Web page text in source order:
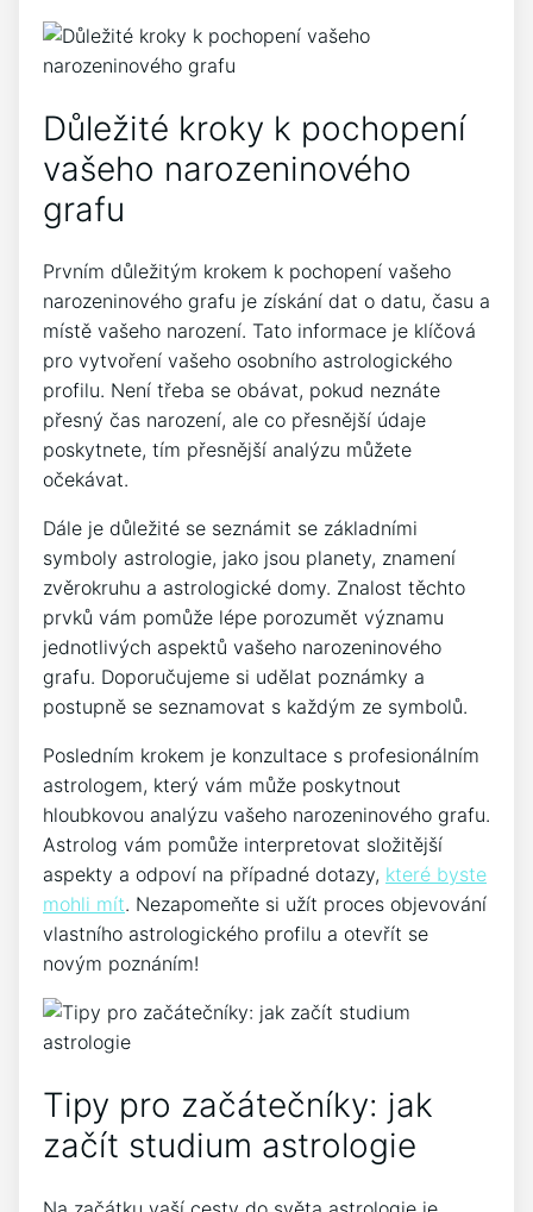
Důležité kroky k pochopení
vašeho narozeninového
grafu
Prvním důležitým krokem k pochopení vašeho
narozeninového grafu je získání dat o datu, času a
místě vašeho narození. Tato informace je klíčová
pro vytvoření vašeho osobního astrologického
profilu. Není třeba se obávat, pokud neznáte
přesný čas narození, ale co přesnější údaje
poskytnete, tím přesnější analýzu můžete
očekávat.
Dále je důležité se seznámit se základními
symboly astrologie, jako jsou planety, znamení
zvěrokruhu a astrologické domy. Znalost těchto
prvků vám pomůže lépe porozumět významu
jednotlivých aspektů vašeho narozeninového
grafu. Doporučujeme si udělat poznámky a
postupně se seznamovat s každým ze symbolů.
Posledním krokem je konzultace s profesionálním
astrologem, který vám může poskytnout
hloubkovou analýzu vašeho narozeninového grafu.
Astrolog vám pomůže interpretovat složitější
aspekty a odpoví na případné dotazy, které byste
mohli mít. Nezapomeňte si užít proces objevování
vlastního astrologického profilu a otevřít se
novým poznáním!
Tipy pro začátečníky: jak
začít studium astrologie